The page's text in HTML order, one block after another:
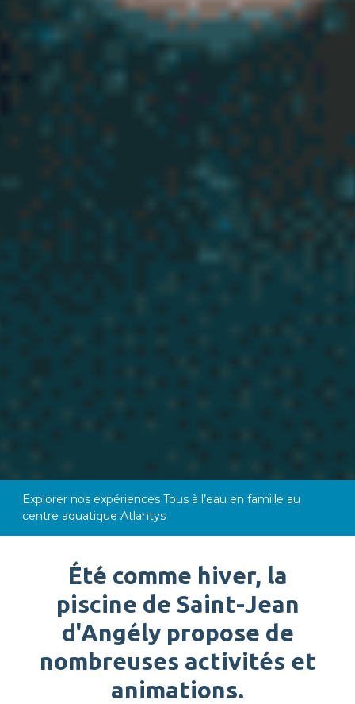
Explorer nos expériences Tous à l’eau en famille au
centre aquatique Atlantys
Été comme hiver, la
piscine de Saint-Jean
d'Angély propose de
nombreuses activités et
animations.